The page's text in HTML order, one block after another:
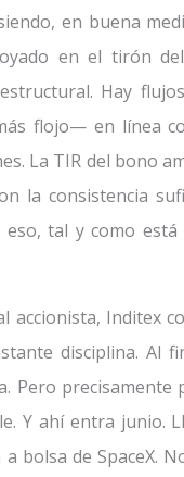
en buena
en el tirón
Hay
flojo— en línea
La TIR del bono
la consistencia
tal y como está
Inditex
disciplina. Al
Pero precisamente
Y ahí entra junio.
bolsa de SpaceX.